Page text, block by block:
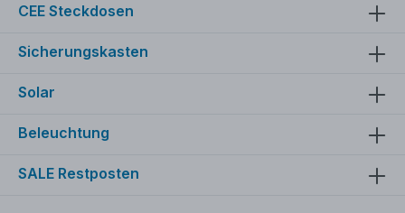
CEE Steckdosen
Sicherungskasten
Solar
Beleuchtung
SALE Restposten